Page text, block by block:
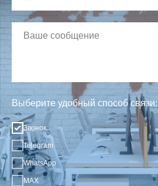
Выберите удобный способ связи:
Звонок
Telegram
WhatsApp
MAX